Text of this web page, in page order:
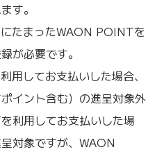
す。
たまったWAON POINTを
が必要です。
してお支払いした場合、
イント含む）の進呈対象外
利用してお支払いした場
対象ですが、WAON